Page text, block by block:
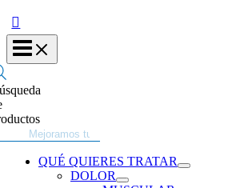
QUÉ QUIERES TRATAR
DOLOR